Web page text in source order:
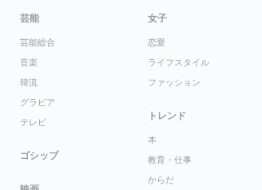
芸能
芸能総合
音楽
韓流
グラビア
テレビ
ゴシップ
女子
恋愛
ライフスタイル
ファッション
トレンド
本
教育・仕事
からだ